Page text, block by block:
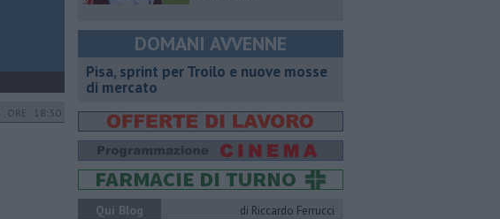
ORE 18:30
DOMANI AVVENNE
Pisa, sprint per Troilo e nuove mosse
di mercato
Qui Blog
di Riccardo Ferrucci